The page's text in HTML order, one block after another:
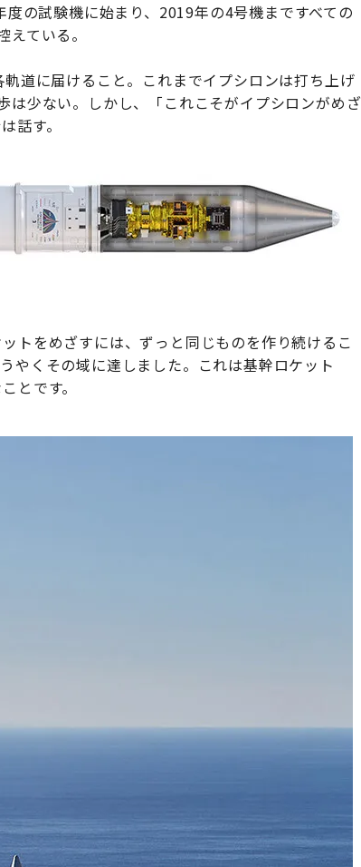
の試験機に始まり、2019年の4号機まですべての
ている。
道に届けること。これまでイプシロンは打ち上げ
少ない。しかし、「これこそがイプシロンがめざ
話す。
トをめざすには、ずっと同じものを作り続けるこ
やくその域に達しました。これは基幹ロケット
とです。